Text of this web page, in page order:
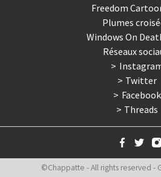
Freedom
Plumes
Windows On
Réseaux
Twitter
Facebook
Threads
©Chappatte - All rights reserved -